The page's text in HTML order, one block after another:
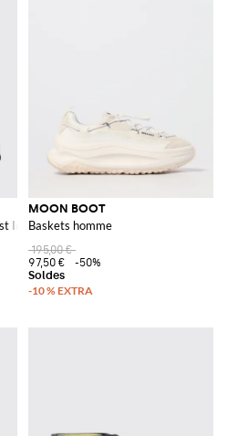
Residence x en daim
MOON BOOT
Baskets homme
195,00 €
97,50 €
-50%